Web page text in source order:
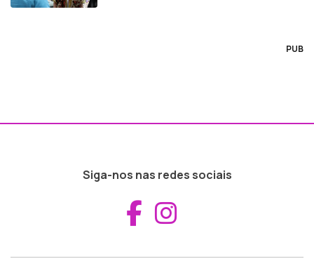
PUB
Siga-nos nas redes sociais
Aceder ao